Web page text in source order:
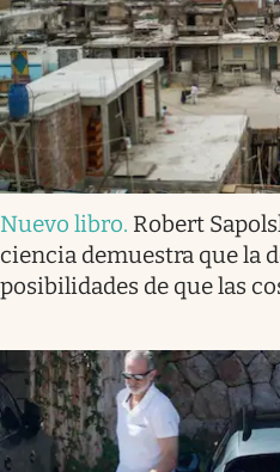
Nuevo libro. Robert
ciencia demuestra que la
posibilidades de que las